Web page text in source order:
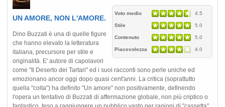
Voto medio 4.5
Stile 5.0
Contenuto 5.0
Piacevolezza 4.0
UN AMORE, NON L'AMORE.
Dino Buzzati è una di quelle figure
che hanno elevato la letteratura
italiana, precursore per stile e
originalità. E' autore di capolavori
come "Il Deserto dei Tartari" ed i suoi racconti sono perle uniche ed
emozionano ancor oggi dopo quasi cent'anni. La critica (soprattutto
quella "colta") ha definito "Un amore" non positivamente, definendo
l'opera un tentativo di Buzzati di affermazione globale, non più criptico o